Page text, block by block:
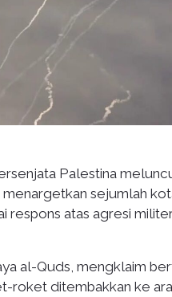
Palestina
sejumlah
respons atas agresi
al-Quds, mengklaim
ditembakkan ke